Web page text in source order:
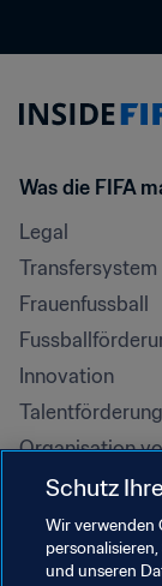
Was die FIFA
Legal
Transfersystem
Frauenfussball
Innovation
Talentförderung
Organisation
Nachhaltigkeit
Schutz
Wir verwenden
und unseren